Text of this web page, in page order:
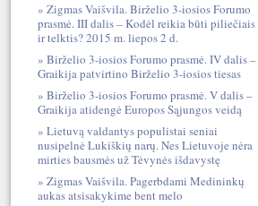
Zigmas Vaišvila. Birželio 3-iosios Forumo
prasmė. III dalis – Kodėl reikia būti piliečiais
ir telktis? 2015 m. liepos 2 d.
Birželio 3-iosios Forumo prasmė. IV dalis –
Graikija patvirtino Birželio 3-iosios tiesas
Birželio 3-iosios Forumo prasmė. V dalis –
Graikija atidengė Europos Sąjungos veidą
Lietuvą valdantys populistai seniai
nusipelnė Lukiškių narų. Nes Lietuvoje nėra
mirties bausmės už Tėvynės išdavystę
Zigmas Vaišvila. Pagerbdami Medininkų
aukas atsisakykime bent melo